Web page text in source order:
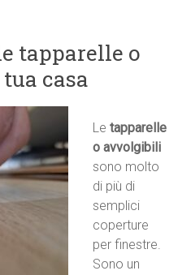
tapparelle o
casa
Letapparelle
o avvolgibili
sono molto
di più di
semplici
coperture
per finestre.
Sono un